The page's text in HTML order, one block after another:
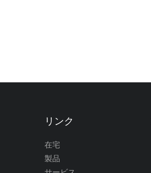
リンク
在宅
製品